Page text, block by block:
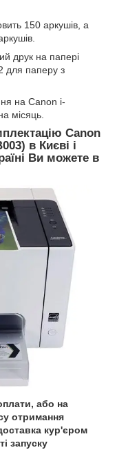
150 аркушів, а
друк на папері
для паперу з
на Canon i-
місяць.
Canon
в Києві і
Ви можете в
або на
отримання
кур'єром
запуску